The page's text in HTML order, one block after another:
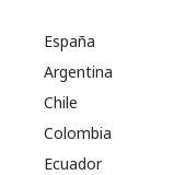
España
Argentina
Chile
Colombia
Ecuador